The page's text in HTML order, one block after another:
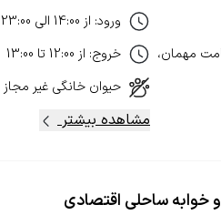
مهمان،
ورود: از 14:00 الی 23:00
خروج: از 12:00 تا 13:00
حیوان خانگی غیر مجاز
مشاهده بیشتر
خوابه ساحلی اقتصادی